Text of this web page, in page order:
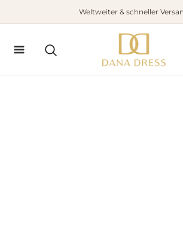
Weltweiter & schneller
Suchen